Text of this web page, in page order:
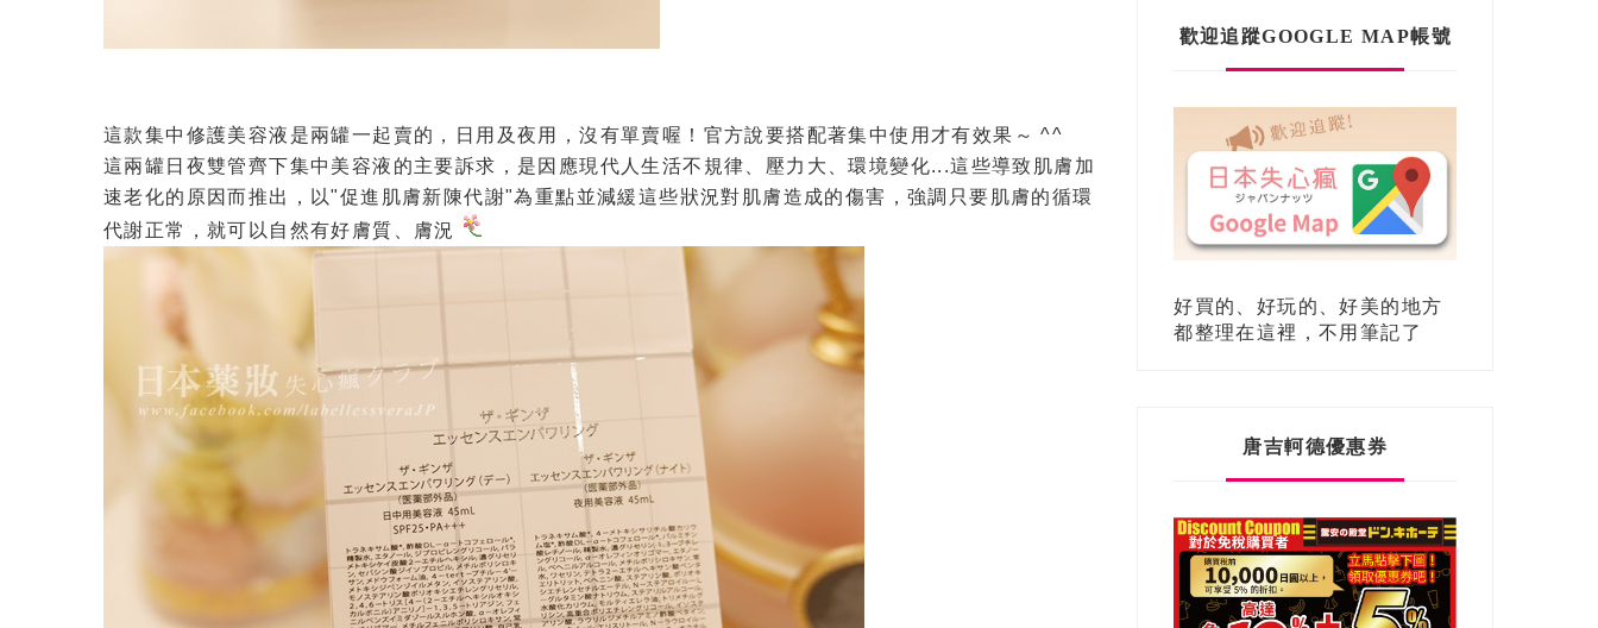
這款集中修護美容液是兩罐一起賣的，日用及夜用，沒有單賣喔！官方說要搭配著集中使用才有效果～ ^^
這兩罐日夜雙管齊下集中美容液的主要訴求，是因應現代人生活不規律、壓力大、環境變化...這些導致肌膚加
速老化的原因而推出，以"促進肌膚新陳代謝"為重點並減緩這些狀況對肌膚造成的傷害，強調只要肌膚的循環
代謝正常，就可以自然有好膚質、膚況
歡迎追蹤GOOGLE MAP帳號
好買的、好玩的、好美的地方
都整理在這裡，不用筆記了
唐吉軻德優惠券